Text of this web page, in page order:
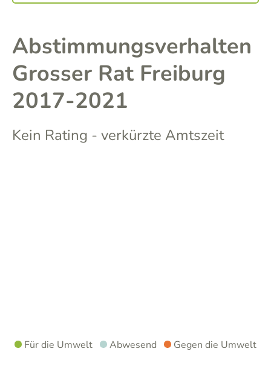
Abstimmungsverhalten
Grosser Rat Freiburg
2017-2021
Kein Rating - verkürzte Amtszeit
Für die Umwelt Abwesend Gegen die Umwelt